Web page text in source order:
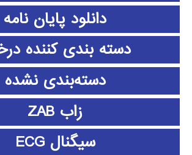
دانلود پايان نامه
دسته بندی کننده
دسته‌بندی نشده
زاب ZAB
سیگنال ECG